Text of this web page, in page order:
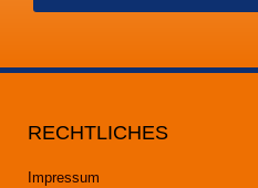
RECHTLICHES
Impressum